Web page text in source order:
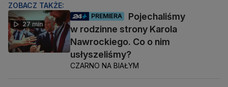
ZOBACZ TAKŻE:
27 min
PREMIERA
Pojechaliśmy
w rodzinne strony Karola
Nawrockiego. Co o nim
usłyszeliśmy?
CZARNO NA BIAŁYM